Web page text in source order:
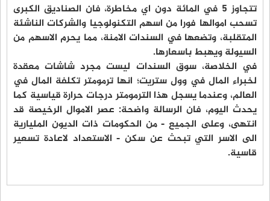
تتجاوز 5 في المائة دون اي مخاطرة، فان الصناديق الكبرى
تسحب اموالها فورا من اسهم التكنولوجيا والشركات الناشئة
المتقلبة، وتضعها في السندات الامنة، مما يحرم الاسهم من
السيولة ويهبط باسعارها.
في الخلاصة، سوق السندات ليست مجرد شاشات معقدة
لخبراء المال في وول ستريت؛ انها ترمومتر تكلفة المال في
العالم، وعندما يسجل هذا الترمومتر درجات حرارة قياسية كما
يحدث اليوم، فان الرسالة واضحة: عصر الاموال الرخيصة قد
انتهى، وعلى الجميع - من الحكومات ذات الديون المليارية
الى الاسر التي تبحث عن سكن - الاستعداد لاعادة تسعير
قاسية.